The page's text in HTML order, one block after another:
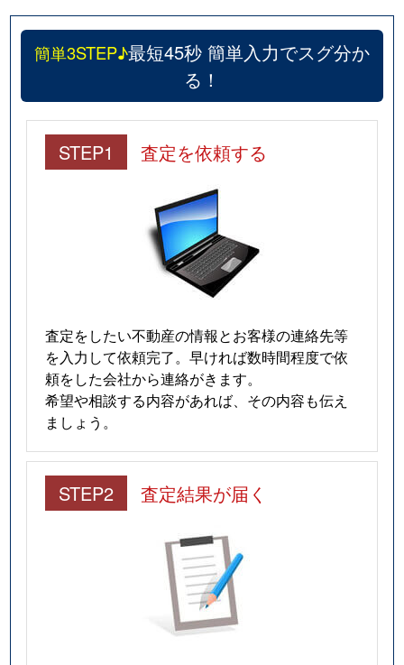
簡単3STEP♪最短45秒 簡単入力でスグ分か
る！
STEP1 査定を依頼する
査定をしたい不動産の情報とお客様の連絡先等
を入力して依頼完了。早ければ数時間程度で依
頼をした会社から連絡がきます。
希望や相談する内容があれば、その内容も伝え
ましょう。
STEP2 査定結果が届く